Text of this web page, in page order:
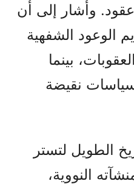
وأشار إلى أن
الوعود الشفهية
بينما
نقيضة
الطويل لتستر
النووية،